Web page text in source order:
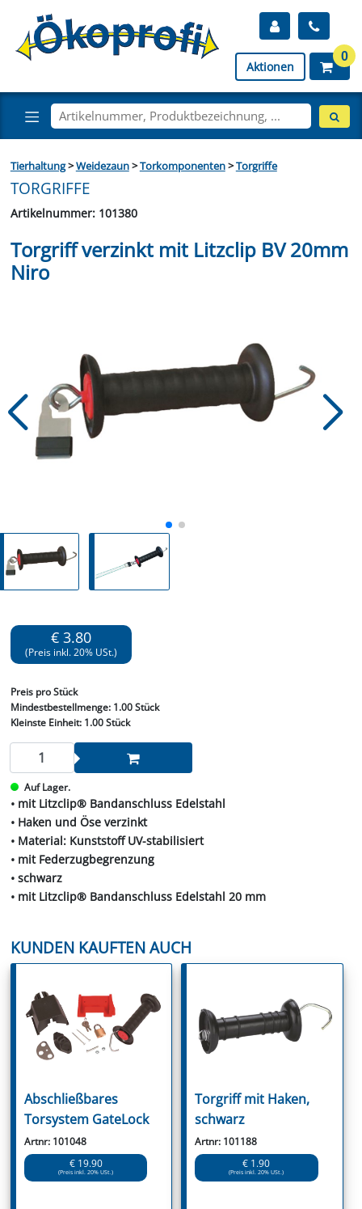
Aktionen
0
Tierhaltung>Weidezaun>Torkomponenten>Torgriffe
TORGRIFFE
Artikelnummer: 101380
Torgriff verzinkt mit Litzclip BV 20mm
Niro
€ 3.80
(Preis inkl. 20% USt.)
Preis pro Stück
Mindestbestellmenge: 1.00 Stück
Kleinste Einheit:1.00 Stück
Auf Lager.
• mit Litzclip® Bandanschluss Edelstahl
• Haken und Öse verzinkt
• Material: Kunststoff UV-stabilisiert
• mit Federzugbegrenzung
• schwarz
• mit Litzclip® Bandanschluss Edelstahl 20 mm
KUNDEN KAUFTEN AUCH
Abschließbares
Torsystem GateLock
Artnr: 101048
€ 19.90
(Preis inkl. 20% USt.)
Torgriff mit Haken,
schwarz
Artnr: 101188
€ 1.90
(Preis inkl. 20% USt.)